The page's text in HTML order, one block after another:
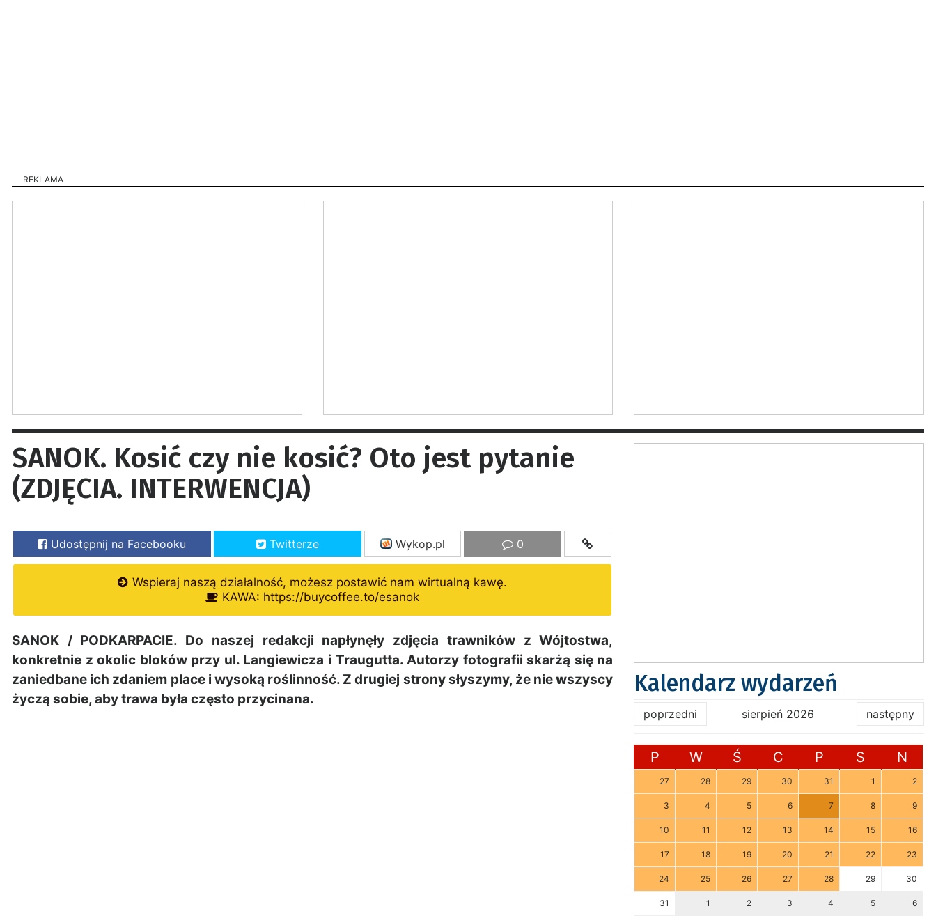
REKLAMA
SANOK. Kosić czy nie kosić? Oto jest pytanie
(ZDJĘCIA. INTERWENCJA)
Udostępnij na Facebooku Twitterze Wykop.pl 0
Wspieraj naszą działalność, możesz postawić nam wirtualną kawę.
KAWA: https://buycoffee.to/esanok
SANOK / PODKARPACIE. Do naszej redakcji napłynęły zdjęcia trawników z Wójtostwa,
konkretnie z okolic bloków przy ul. Langiewicza i Traugutta. Autorzy fotografii skarżą się na
zaniedbane ich zdaniem place i wysoką roślinność. Z drugiej strony słyszymy, że nie wszyscy
życzą sobie, aby trawa była często przycinana.
Kalendarz wydarzeń
poprzedni sierpień 2026 następny
P W Ś C P S N
27 28 29 30 31 1 2
3 4 5 6 7 8 9
10 11 12 13 14 15 16
17 18 19 20 21 22 23
24 25 26 27 28 29 30
31 1 2 3 4 5 6